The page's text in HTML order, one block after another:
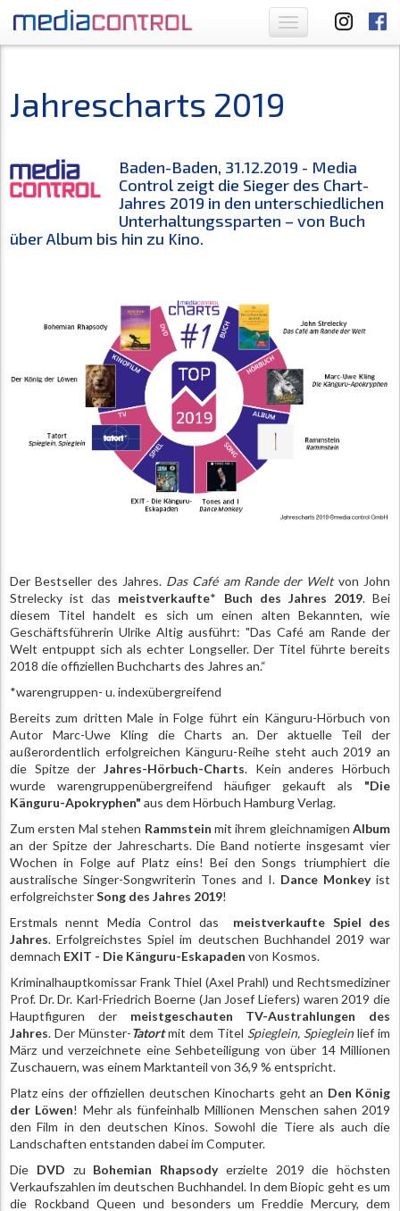
Toggle
navigation
Jahrescharts 2019
Baden-Baden, 31.12.2019 - Media
Control zeigt die Sieger des Chart-
Jahres 2019 in den unterschiedlichen
Unterhaltungssparten – von Buch
über Album bis hin zu Kino.
Der Bestseller des Jahres. Das Café am Rande der Weltvon John
Strelecky ist das meistverkaufte* Buch des Jahres 2019. Bei
diesem Titel handelt es sich um einen alten Bekannten, wie
Geschäftsführerin Ulrike Altig ausführt: "Das Café am Rande der
Welt entpuppt sich als echter Longseller. Der Titel führte bereits
2018 die offiziellen Buchcharts des Jahres an.“
*warengruppen- u. indexübergreifend
Bereits zum dritten Male in Folge führt ein Känguru-Hörbuch von
Autor Marc-Uwe Kling die Charts an. Der aktuelle Teil der
außerordentlich erfolgreichen Känguru-Reihe steht auch 2019 an
die Spitze der Jahres-Hörbuch-Charts. Kein anderes Hörbuch
wurde warengruppenübergreifend häufiger gekauft als "Die
Känguru-Apokryphen" aus dem Hörbuch Hamburg Verlag.
Zum ersten Mal stehen Rammstein mit ihrem gleichnamigen Album
an der Spitze der Jahrescharts. Die Band notierte insgesamt vier
Wochen in Folge auf Platz eins! Bei den Songs triumphiert die
australische Singer-Songwriterin Tones and I. Dance Monkeyist
erfolgreichsterSong des Jahres 2019!
Erstmals nennt Media Control das meistverkaufte Spiel des
Jahres. Erfolgreichstes Spiel im deutschen Buchhandel 2019 war
demnach EXIT - Die Känguru-Eskapaden von Kosmos.
Kriminalhauptkomissar Frank Thiel (Axel Prahl) und Rechtsmediziner
Prof. Dr. Dr. Karl-Friedrich Boerne (Jan Josef Liefers) waren 2019 die
Hauptfiguren der meistgeschauten TV-Austrahlungen
des
Jahres. Der Münster-Tatortmit dem Titel Spieglein, Spiegleinlief im
März und verzeichnete eine Sehbeteiligung von über 14 Millionen
Zuschauern, was einem Marktanteil von 36,9 % entspricht.
Platz eins der offiziellen deutschen Kinocharts geht an Den König
der Löwen! Mehr als fünfeinhalb Millionen Menschen sahen 2019
den Film in den deutschen Kinos. Sowohl die Tiere als auch die
Landschaften entstanden dabei im Computer.
Die DVD zu Bohemian Rhapsody erzielte 2019 die höchsten
Verkaufszahlen im deutschen Buchhandel. In dem Biopic geht es um
die Rockband Queen und besonders um Freddie Mercury, dem